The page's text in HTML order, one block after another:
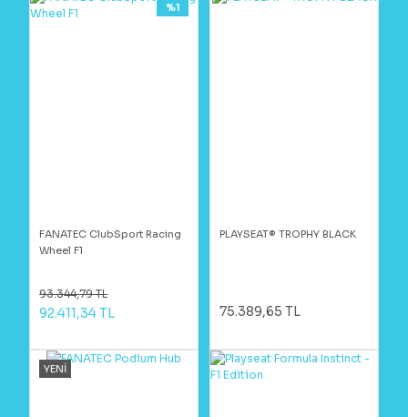
FANATEC ClubSport Racing
Wheel F1
%1
93.344,79 TL
92.411,34 TL
PLAYSEAT® TROPHY BLACK
75.389,65 TL
YENİ